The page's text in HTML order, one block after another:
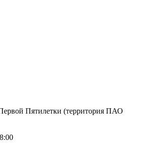
Пятилетки (территория ПАО